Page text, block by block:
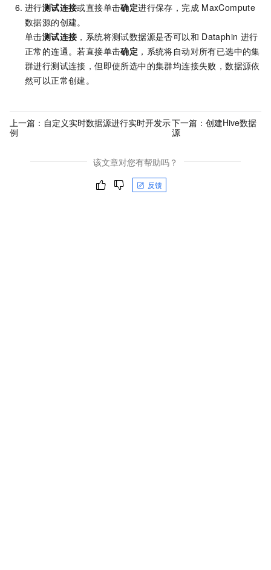
进行测试连接或直接单击确定进行保存，完成 MaxCompute
数据源的创建。
单击测试连接 ，系统将测试数据源是否可以和 Dataphin 进行
正常的连通。若直接单击确定 ，系统将自动对所有已选中的集
群进行测试连接，但即使所选中的集群均连接失败，数据源依
然可以正常创建。
上一篇： 自定义实时数据源进行实时开发示
例
下一篇：创建Hive数据
源
该文章对您有帮助吗？
反馈